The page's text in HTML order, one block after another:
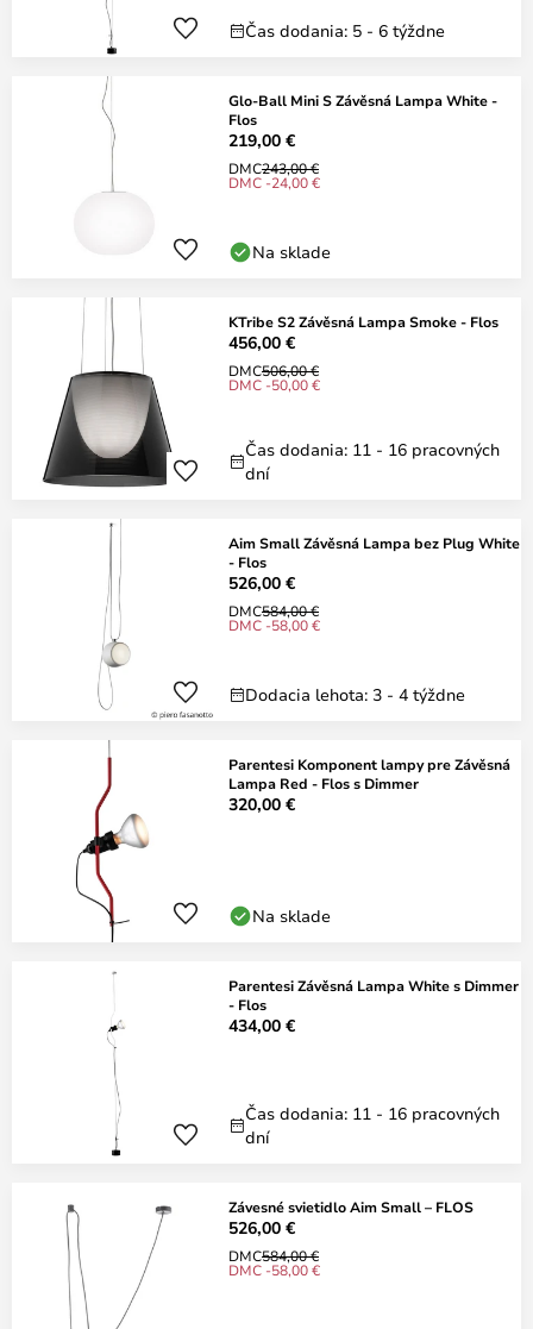
Čas dodania: 5 - 6 týždne
Glo-Ball Mini S Závěsná Lampa White -
Flos
219,00 €
DMC243,00 €
DMC -24,00 €
Na sklade
KTribe S2 Závěsná Lampa Smoke - Flos
456,00 €
DMC506,00 €
DMC -50,00 €
Čas dodania: 11 - 16 pracovných
dní
Aim Small Závěsná Lampa bez Plug White
- Flos
526,00 €
DMC584,00 €
DMC -58,00 €
Dodacia lehota: 3 - 4 týždne
Parentesi Komponent lampy pre Závěsná
Lampa Red - Flos s Dimmer
320,00 €
Na sklade
Parentesi Závěsná Lampa White s Dimmer
- Flos
434,00 €
Čas dodania: 11 - 16 pracovných
dní
Závesné svietidlo Aim Small – FLOS
526,00 €
DMC584,00 €
DMC -58,00 €